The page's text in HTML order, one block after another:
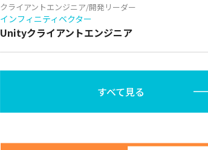
クライアントエンジニア/開発リーダー
インフィニティベクター
Unityクライアントエンジニア
すべて見る